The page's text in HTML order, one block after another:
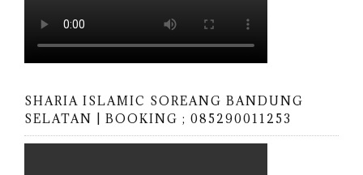
SHARIA ISLAMIC SOREANG BANDUNG
SELATAN | BOOKING ; 085290011253